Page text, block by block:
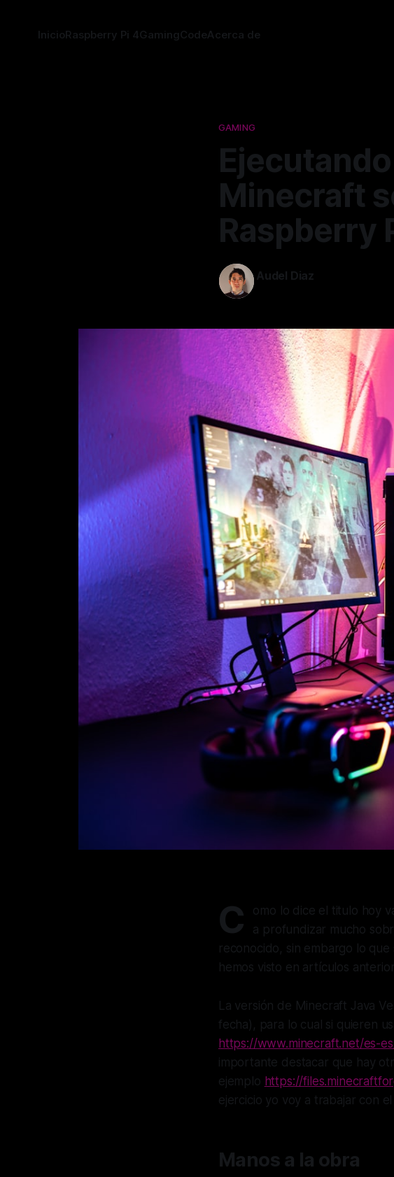
InicioRaspberry Pi 4GamingCodeAcerca de
GAMING
Minecraft
Raspberry
Audel Diaz
C omo lo dice el titulo hoy
a profundizar mucho
reconocido, sin embargo lo
hemos visto en artículos
La versión de Minecraft Java
fecha), para lo cual si quieren
https://www.minecraft.net/es-
importante destacar que hay
ejemplo https://
ejercicio yo voy a trabajar con el
Manos a la obra